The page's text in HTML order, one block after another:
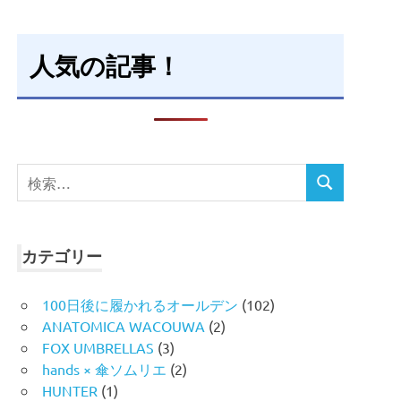
人気の記事！
検
索
検
カテゴリー
100日後に履かれるオールデン (102)
ANATOMICA WACOUWA (2)
FOX UMBRELLAS (3)
hands × 傘ソムリエ (2)
HUNTER (1)